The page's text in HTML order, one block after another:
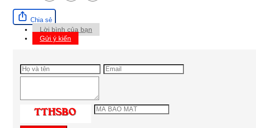
Chia sẻ
Lời bình của bạn
Gửi ý kiến